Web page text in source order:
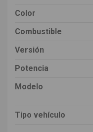
Color
Combustible
Versión
Potencia
Modelo
Tipo vehículo